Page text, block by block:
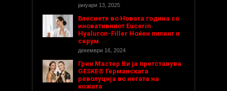
јануари 13, 2025
Блеснете во Новата година со
иновативниот Eucerin
Hyaluron-Filler Ноќен пилинг и
серум
декември 16, 2024
Грин Мастер Ви ја претставува
GESKE® Германската
револуција во негата на
кожата